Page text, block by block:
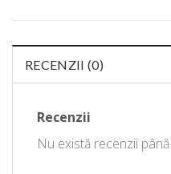
RECENZII (0)
Recenzii
Nu există recenzii